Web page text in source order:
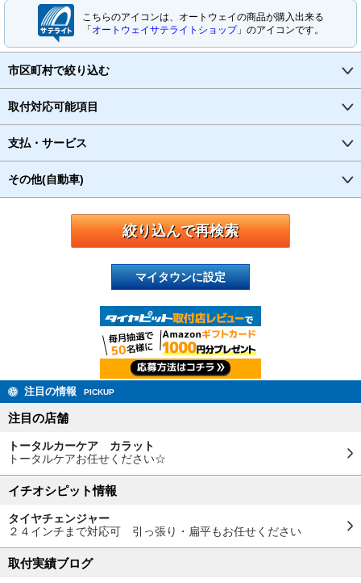
こちらのアイコンは、オートウェイの商品が購入出来る
「オートウェイサテライトショップ」のアイコンです。
市区町村で絞り込む
取付対応可能項目
支払・サービス
その他(自動車)
マイタウンに設定
注目の情報 PICKUP
注目の店舗
トータルカーケア カラット
トータルケアお任せください☆
イチオシピット情報
タイヤチェンジャー
２４インチまで対応可 引っ張り・扁平もお任せください
取付実績ブログ